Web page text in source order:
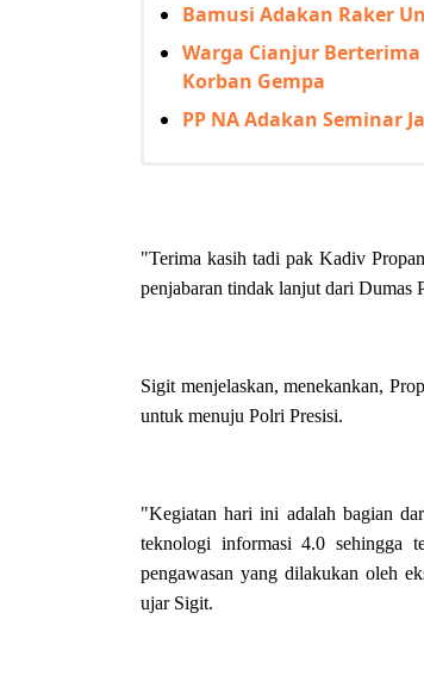
Bamusi Adakan Raker
Warga Cianjur
Korban Gempa
PP NA Adakan Seminar
"Terima kasih tadi pak Kadiv
penjabaran tindak lanjut dari Dumas
Sigit menjelaskan, menekankan,
untuk menuju Polri Presisi.
"Kegiatan hari ini adalah bagian
teknologi informasi 4.0 sehingga
pengawasan yang dilakukan oleh
ujar Sigit.